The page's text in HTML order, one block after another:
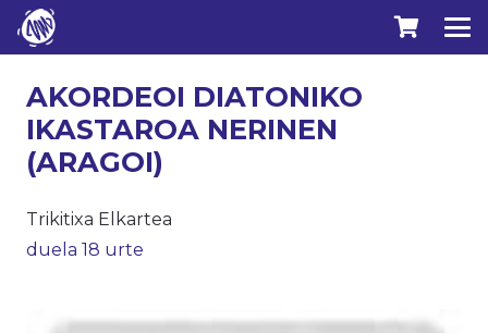
AKORDEOI DIATONIKO
IKASTAROA NERINEN
(ARAGOI)
Trikitixa Elkartea
duela 18 urte